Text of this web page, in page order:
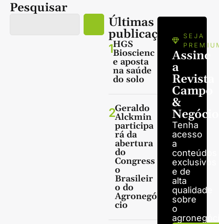
Pesquisar
Últimas
publicações
1HGS
Bioscienc
e aposta
na saúde
do solo
2Geraldo
Alckmin
participa
rá da
abertura
do
Congress
o
Brasileir
o do
Agronegó
cio
SEJA
Assine
a
Revista
Campo
&
Tenha
acesso
a
conteúdos
exclusivos
e de
alta
qualidade
sobre
o